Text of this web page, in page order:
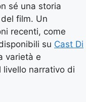
sé una storia
film. Un
recenti, come
su Cast Di
varietà e
livello narrativo di